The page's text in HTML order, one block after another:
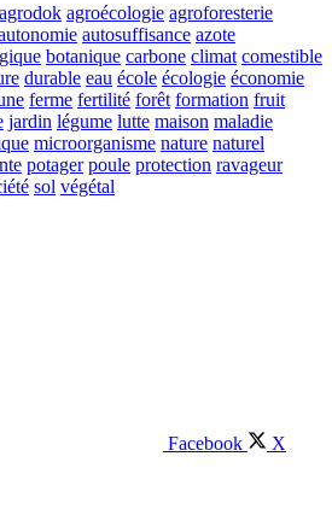
agrodok agroécologie agroforesterie
autosuffisance azote
botanique carbone climat comestible
durable eau école écologie économie
ferme fertilité forêt formation fruit
jardin légume lutte maison maladie
microorganisme nature naturel
potager poule protection ravageur
sol végétal
Facebook X